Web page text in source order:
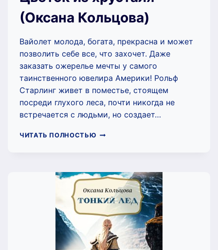
(Оксана Кольцова)
Вайолет молода, богата, прекрасна и может
позволить себе все, что захочет. Даже
заказать ожерелье мечты у самого
таинственного ювелира Америки! Рольф
Старлинг живет в поместье, стоящем
посреди глухого леса, почти никогда не
встречается с людьми, но создает…
ЧИТАТЬ ПОЛНОСТЬЮ ЦВЕТОК
КОЛЬЦОВА)